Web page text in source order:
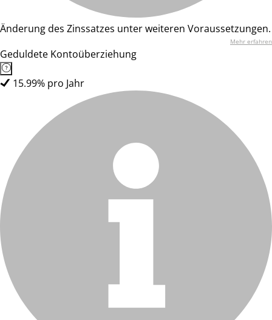
Änderung des Zinssatzes unter weiteren Voraussetzungen.
Mehr erfahren
Geduldete Kontoüberziehung
15.99% pro Jahr